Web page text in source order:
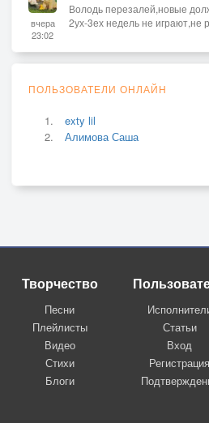
вчера
23:02
Володь перезалей,новые
2ух-3ех недель не играют,не
ПОЛЬЗОВАТЕЛИ ОНЛАЙН
exty lil
Алимова Саша
Творчество
Песни
Плейлисты
Видео
Стихи
Блоги
Статьи
Вход
Регистрация